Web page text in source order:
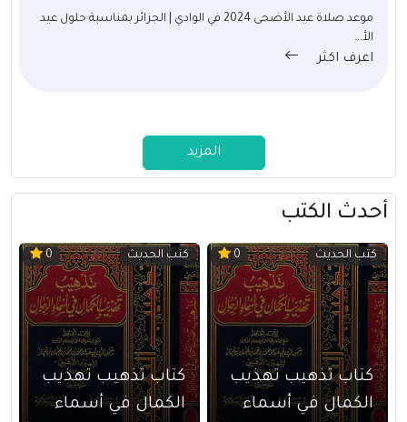
موعد صلاة عيد الأضحى 2024 في الوادي | الجزائر بمناسبة حلول عيد
الأ...
اعرف اكثر
المزيد
أحدث الكتب
كتب الحديث 0
كتاب تذهيب تهذيب
الكمال في أسماء
كتب الحديث 0
كتاب تذهيب تهذيب
الكمال في أسماء